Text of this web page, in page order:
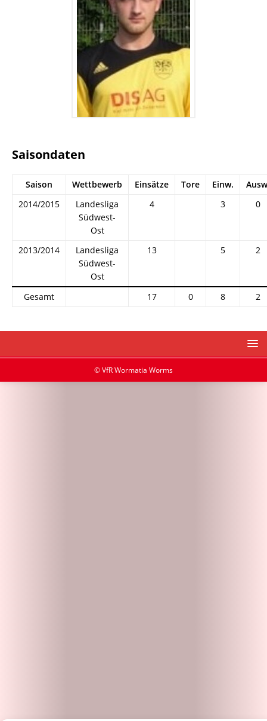
Saisondaten
Saison Wettbewerb Einsätze Tore Einw.
2014/2015
Landesliga
Südwest-
Ost
4 3 0
2013/2014
Landesliga
Südwest-
Ost
13 5 2
Gesamt 17 0 8 2
© VfR Wormatia Worms